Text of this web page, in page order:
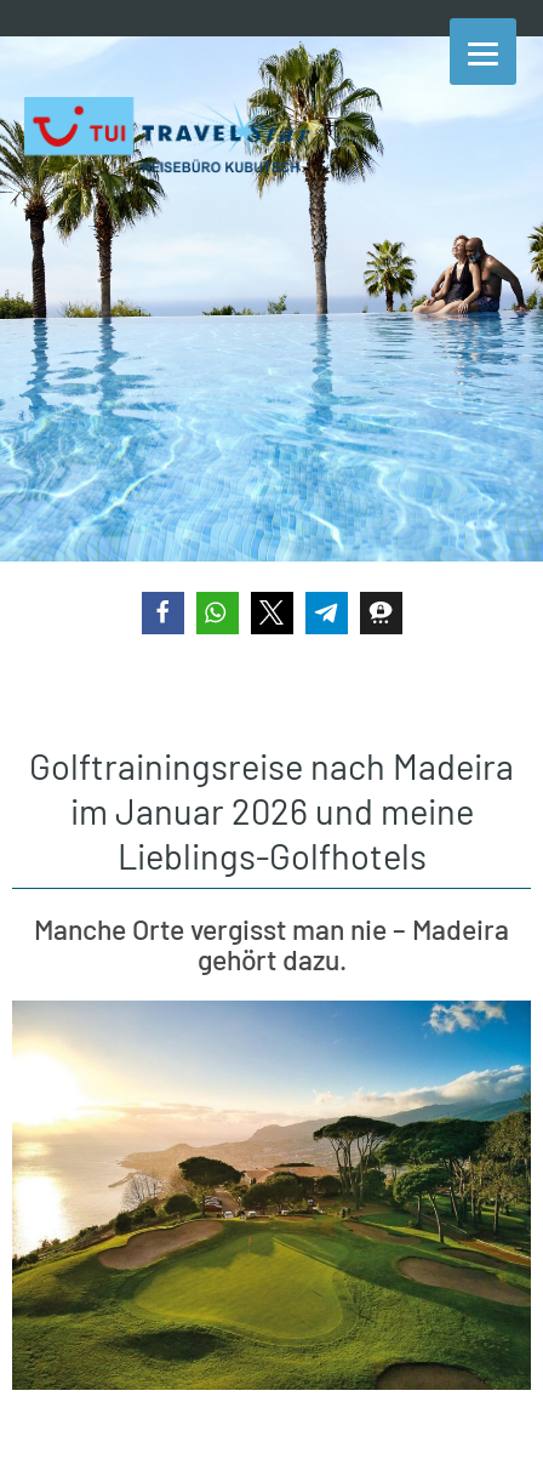
Golftrainingsreise nach Madeira
im Januar 2026 und meine
Lieblings-Golfhotels​
Manche Orte vergisst man nie – Madeira
gehört dazu.